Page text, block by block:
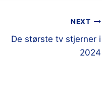
NEXT
De største tv stjerner i
2024